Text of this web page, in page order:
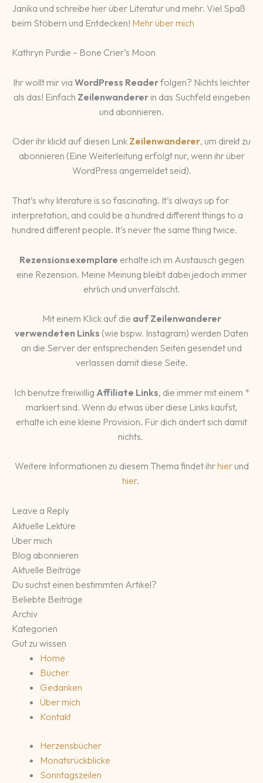
Janika und schreibe hier über Literatur und mehr. Viel Spaß
beim Stöbern und Entdecken! Mehr über mich
Kathryn Purdie – Bone Crier’s Moon
Ihr wollt mir via WordPress Readerfolgen? Nichts leichter
als das! Einfach Zeilenwandererin das Suchfeld eingeben
und abonnieren.
Oder ihr klickt auf diesen Link Zeilenwanderer, um direkt zu
abonnieren (Eine Weiterleitung erfolgt nur, wenn ihr über
WordPress angemeldet seid).
That’s why literature is so fascinating. It’s always up for
interpretation, and could be a hundred different things to a
hundred different people. It’s never the same thing twice.
Rezensionsexemplare erhalte ich im Austausch gegen
eine Rezension. Meine Meinung bleibt dabei jedoch immer
ehrlich und unverfälscht.
Mit einem Klick auf die auf Zeilenwanderer
verwendeten Links (wie bspw. Instagram) werden Daten
an die Server der entsprechenden Seiten gesendet und
verlassen damit diese Seite.
Ich benutze freiwillig Affiliate Links, die immer mit einem *
markiert sind. Wenn du etwas über diese Links kaufst,
erhalte ich eine kleine Provision. Für dich ändert sich damit
nichts.
Weitere Informationen zu diesem Thema findet ihrhierund
hier.
Leave a Reply
Aktuelle Lektüre
Über mich
Blog abonnieren
Aktuelle Beiträge
Du suchst einen bestimmten Artikel?
Beliebte Beiträge
Archiv
Kategorien
Gut zu wissen
Home
Bücher
Gedanken
Über mich
Kontakt
Herzensbücher
Monatsrückblicke
Sonntagszeilen